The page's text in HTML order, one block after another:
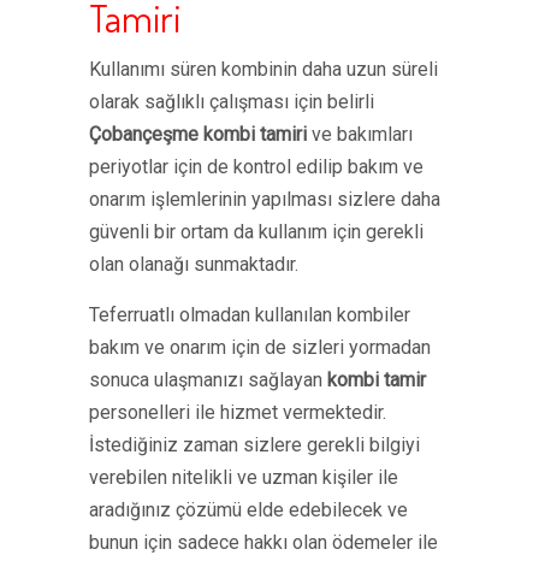
Tamiri
Kullanımı süren kombinin daha uzun süreli
olarak sağlıklı çalışması için belirli
Çobançeşme kombi tamiri ve bakımları
periyotlar için de kontrol edilip bakım ve
onarım işlemlerinin yapılması sizlere daha
güvenli bir ortam da kullanım için gerekli
olan olanağı sunmaktadır.
Teferruatlı olmadan kullanılan kombiler
bakım ve onarım için de sizleri yormadan
sonuca ulaşmanızı sağlayan kombi tamir
personelleri ile hizmet vermektedir.
İstediğiniz zaman sizlere gerekli bilgiyi
verebilen nitelikli ve uzman kişiler ile
aradığınız çözümü elde edebilecek ve
bunun için sadece hakkı olan ödemeler ile